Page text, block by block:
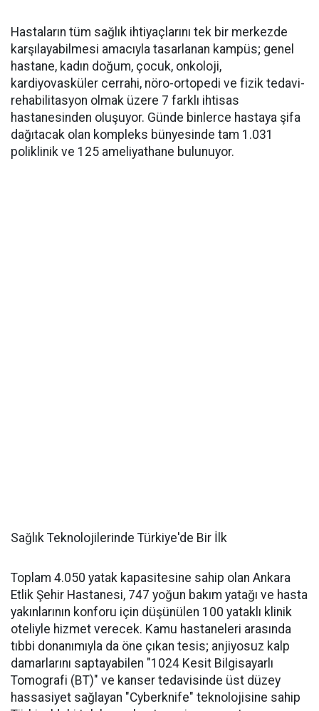
Hastaların tüm sağlık ihtiyaçlarını tek bir merkezde
karşılayabilmesi amacıyla tasarlanan kampüs; genel
hastane, kadın doğum, çocuk, onkoloji,
kardiyovasküler cerrahi, nöro-ortopedi ve fizik tedavi-
rehabilitasyon olmak üzere 7 farklı ihtisas
hastanesinden oluşuyor. Günde binlerce hastaya şifa
dağıtacak olan kompleks bünyesinde tam 1.031
poliklinik ve 125 ameliyathane bulunuyor.
Sağlık Teknolojilerinde Türkiye'de Bir İlk
Toplam 4.050 yatak kapasitesine sahip olan Ankara
Etlik Şehir Hastanesi, 747 yoğun bakım yatağı ve hasta
yakınlarının konforu için düşünülen 100 yataklı klinik
oteliyle hizmet verecek. Kamu hastaneleri arasında
tıbbi donanımıyla da öne çıkan tesis; anjiyosuz kalp
damarlarını saptayabilen "1024 Kesit Bilgisayarlı
Tomografi (BT)" ve kanser tedavisinde üst düzey
hassasiyet sağlayan "Cyberknife" teknolojisine sahip